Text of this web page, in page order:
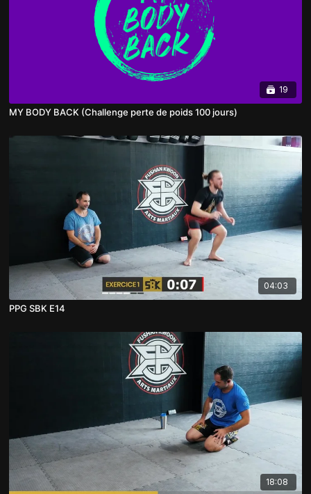
19
MY BODY BACK (Challenge perte de poids 100 jours)
04:03
PPG SBK E14
18:08